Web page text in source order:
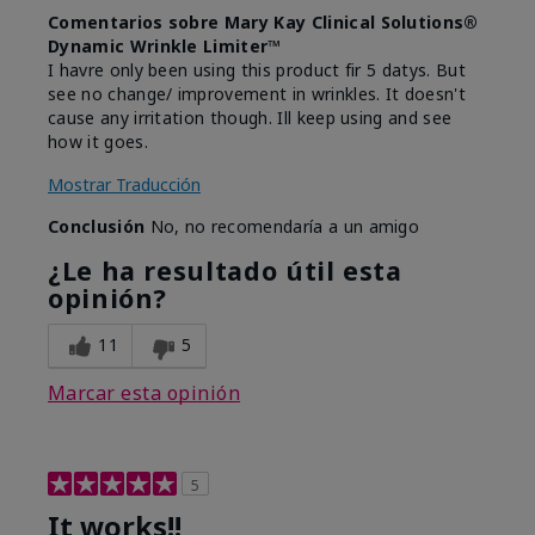
Comentarios sobre Mary Kay Clinical Solutions®
Dynamic Wrinkle Limiter™
I havre only been using this product fir 5 datys. But
see no change/ improvement in wrinkles. It doesn't
cause any irritation though. Ill keep using and see
how it goes.
Mostrar Traducción
Conclusión No, no recomendaría a un amigo
¿Le ha resultado útil esta
opinión?
11 5
Marcar esta opinión
5
It works!!